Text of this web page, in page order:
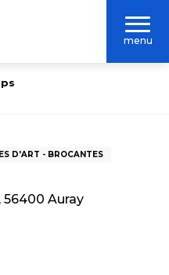
menu
D'ART - BROCANTES
56400 Auray